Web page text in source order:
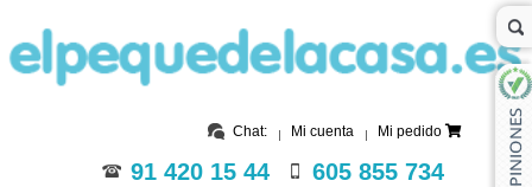
Chat: Mi cuenta Mi pedido
91 420 15 44 605 855 734